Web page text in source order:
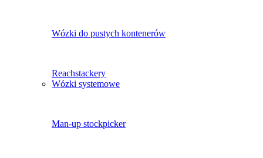
Wózki do pustych kontenerów
Reachstackery
Wózki systemowe
Man-up stockpicker